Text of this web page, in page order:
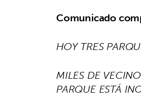
Comunicado
HOY TRES
MILES DE
PARQUE ESTÁ